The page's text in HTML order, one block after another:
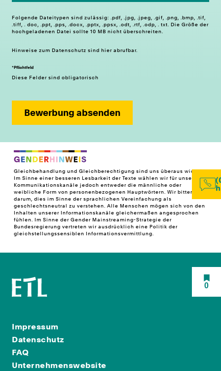
0
Folgende Dateitypen sind zulässig: .pdf, .jpg, .jpeg, .gif, .png, .bmp, .tif,
.tiff, . doc, .ppt, .pps, .docx, .pptx, .ppsx, .odt, .rtf, .odp, . txt. Die Größe der
hochgeladenen Datei sollte 10 MB nicht überschreiten.
Hinweise zum Datenschutz sind hier abrufbar.
*Pflichtfeld
Diese Felder sind obligatorisch
Bewerbung absenden
Gleichbehandlung und Gleichberechtigung sind uns überaus wichtig!
Im Sinne einer besseren Lesbarkeit der Texte wählen wir für unsere
Kommunikationskanäle jedoch entweder die männliche oder
weibliche Form von personenbezogenen Hauptwörtern. Wir bitten
darum, dies im Sinne der sprachlichen Vereinfachung als
geschlechtsneutral zu verstehen. Alle Menschen mögen sich von den
Inhalten unserer Informationskanäle gleichermaßen angesprochen
fühlen. Im Sinne der Gender Mainstreaming-Strategie der
Bundesregierung vertreten wir ausdrücklich eine Politik der
gleichstellungssensiblen Informationsvermittlung.
Impressum
Datenschutz
FAQ
Unternehmenswebsite